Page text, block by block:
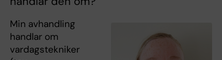
Min avhandling
handlar om
vardagstekniker